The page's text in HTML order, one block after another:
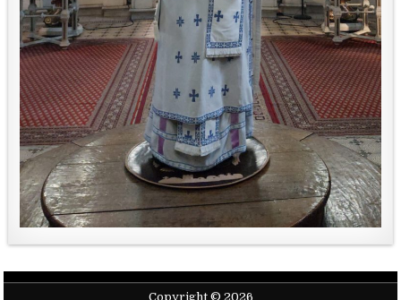
Copyright © 2026